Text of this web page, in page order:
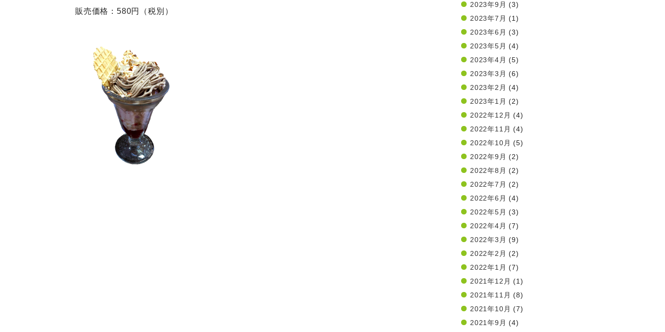
販売価格：580円（税別）
2023年9月 (3)
2023年7月 (1)
2023年6月 (3)
2023年5月 (4)
2023年4月 (5)
2023年3月 (6)
2023年2月 (4)
2023年1月 (2)
2022年12月 (4)
2022年11月 (4)
2022年10月 (5)
2022年9月 (2)
2022年8月 (2)
2022年7月 (2)
2022年6月 (4)
2022年5月 (3)
2022年4月 (7)
2022年3月 (9)
2022年2月 (2)
2022年1月 (7)
2021年12月 (1)
2021年11月 (8)
2021年10月 (7)
2021年9月 (4)